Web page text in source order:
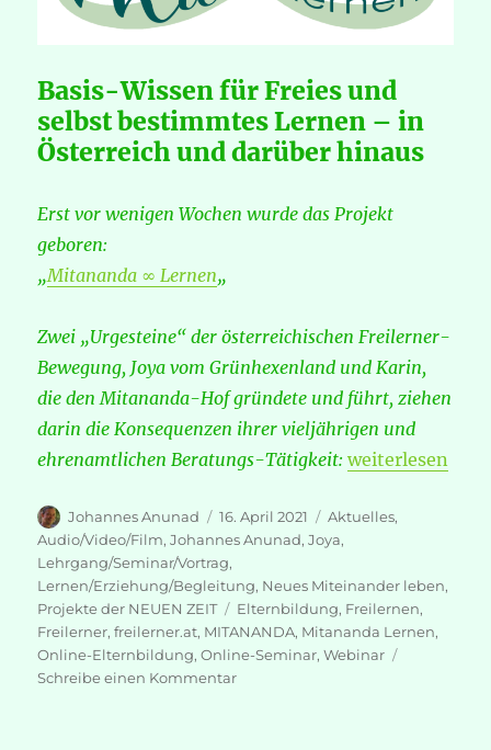
Basis-Wissen für Freies und
selbst bestimmtes Lernen – in
Österreich und darüber hinaus
Erst vor wenigen Wochen wurde das Projekt
geboren:
„Mitananda ∞ Lernen„
Zwei „Urgesteine“ der österreichischen Freilerner-
Bewegung, Joya vom Grünhexenland und Karin,
die den Mitananda-Hof gründete und führt, ziehen
darin die Konsequenzen ihrer vieljährigen und
ehrenamtlichen Beratungs-Tätigkeit: „Mitananda ∞
weiterlesen
Autor
Johannes Anunad
Veröffentlicht
am
16. April 2021 Kategorien
Aktuelles,
Audio/Video/Film,Johannes Anunad,Joya,
Lehrgang/Seminar/Vortrag,
Lernen/Erziehung/Begleitung, Neues Miteinander leben,
Projekte der NEUEN ZEIT
Schlagwörter
Elternbildung, Freilernen,
Freilerner,freilerner.at, MITANANDA, Mitananda Lernen,
Online-Elternbildung,Online-Seminar,Webinar
Schreibe einen Kommentarzu